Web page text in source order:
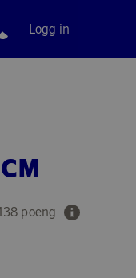
Logg in
poeng